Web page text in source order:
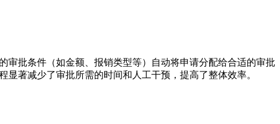
审批条件（如金额、报销类型等）自动将申请分配给合适的审批
著减少了审批所需的时间和人工干预，提高了整体效率。